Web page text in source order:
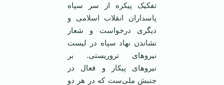
تفکیک پیکره از سر سپاه
پاسداران انقلاب اسلامی و
دیگری درخواست و شعار
نشاندن نهاد سپاه در لیست
نیروهای تروریستی. بر
نیروهای پیکار و فعال در
جنبش ملی‌ست که در هر دو